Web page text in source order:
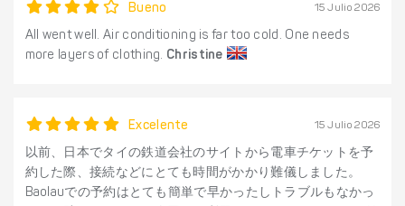
Bueno 15 Julio 2026
All went well. Air conditioning is far too cold. One needs
more layers of clothing. Christine
Excelente 15 Julio 2026
以前、日本でタイの鉄道会社のサイトから電車チケットを予
約した際、接続などにとても時間がかかり難儀しました。
Baolauでの予約はとても簡単で早かったしトラブルもなかっ